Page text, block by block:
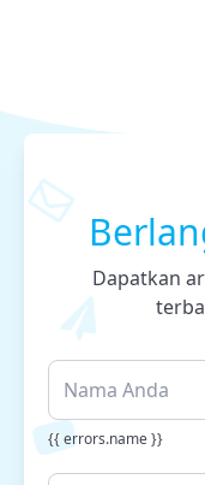
Dapatkan
{{ errors.name }}